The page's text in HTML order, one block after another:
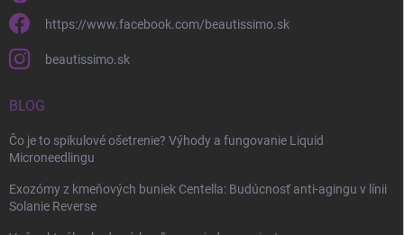
https://www.facebook.com/beautissimo.sk
beautissimo.sk
BLOG
Čo je to spikulové ošetrenie? Výhody a fungovanie Liquid
Microneedlingu
Exozómy z kmeňových buniek Centella: Budúcnosť anti-agingu v línii
Solanie Reverse